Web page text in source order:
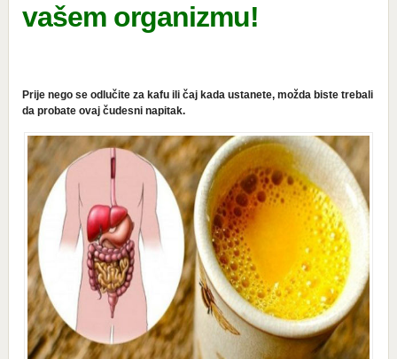
vašem organizmu!
Prije nego se odlučite za kafu ili čaj kada ustanete, možda biste trebali
da probate ovaj čudesni napitak.